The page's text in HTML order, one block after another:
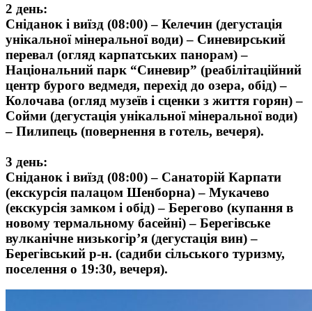
2 день:
Сніданок і виїзд (08:00) – Келечин (дегустація
унікальної мінеральної води) – Синевирський
перевал (огляд карпатських панорам) –
Національний парк “Синевир” (реабілітаційний
центр бурого ведмедя, перехід до озера, обід) –
Колочава (огляд музеїв і сценки з життя горян) –
Сойми (дегустація унікальної мінеральної води)
– Пилипець (повернення в готель, вечеря).
3 день:
Сніданок і виїзд (08:00) – Санаторій Карпати
(екскурсія палацом Шенборна) – Мукачево
(екскурсія замком і обід) – Берегово (купання в
новому термальному басейні) – Берегівське
вулканічне низькогір’я (дегустація вин) –
Берегівський р-н. (садиби сільського туризму,
поселення о 19:30, вечеря).